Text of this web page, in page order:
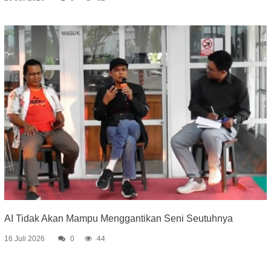
AI Tidak Akan Mampu Menggantikan Seni Seutuhnya
16 Juli 2026 0 44